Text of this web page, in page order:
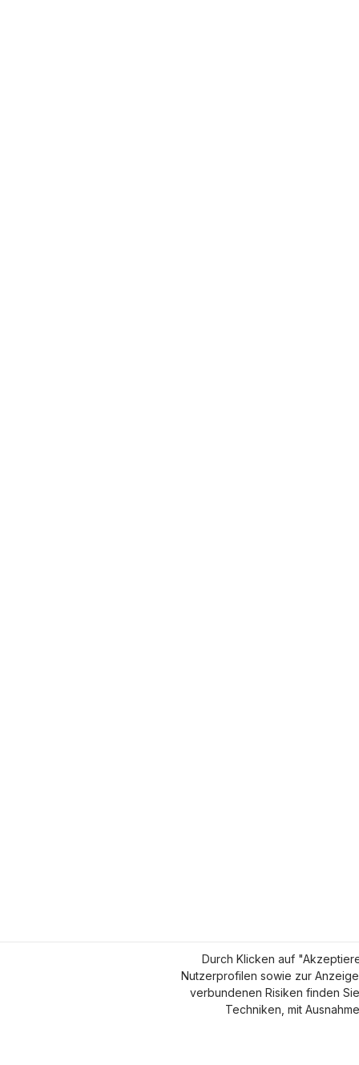
Durch Klicken auf
Nutzerprofilen sowie zur
verbundenen Risiken finden
Techniken, mit